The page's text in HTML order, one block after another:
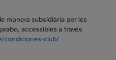
manera subsidiària per les
accessibles a través
condiciones-club/